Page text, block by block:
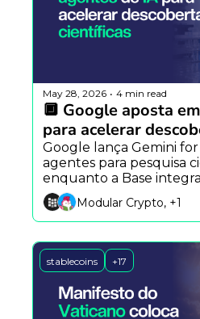
May 28, 2026 • 4 min read
🔲 Google aposta
para acelerar
Google lança Gemini
agentes para pesquisa
enquanto a Base
Claude ao DeFi e o
detecção automática de
por IA.
Modular Crypto, +1
stablecoins +17